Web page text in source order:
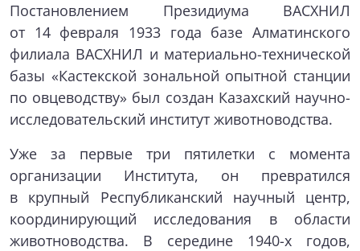
Постановлением Президиума ВАСХНИЛ
от 14 февраля 1933 года базе Алматинского
филиала ВАСХНИЛ и материально-технической
базы «Кастекской зональной опытной станции
по овцеводству» был создан Казахский научно-
исследовательский институт животноводства.
Уже за первые три пятилетки с момента
организации Института, он превратился
в крупный Республиканский научный центр,
координирующий исследования в области
животноводства. В середине 1940-х годов,